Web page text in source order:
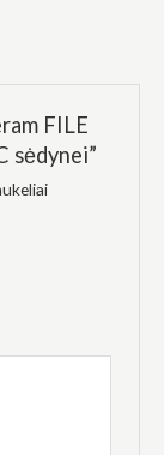
FILE
sėdynei”